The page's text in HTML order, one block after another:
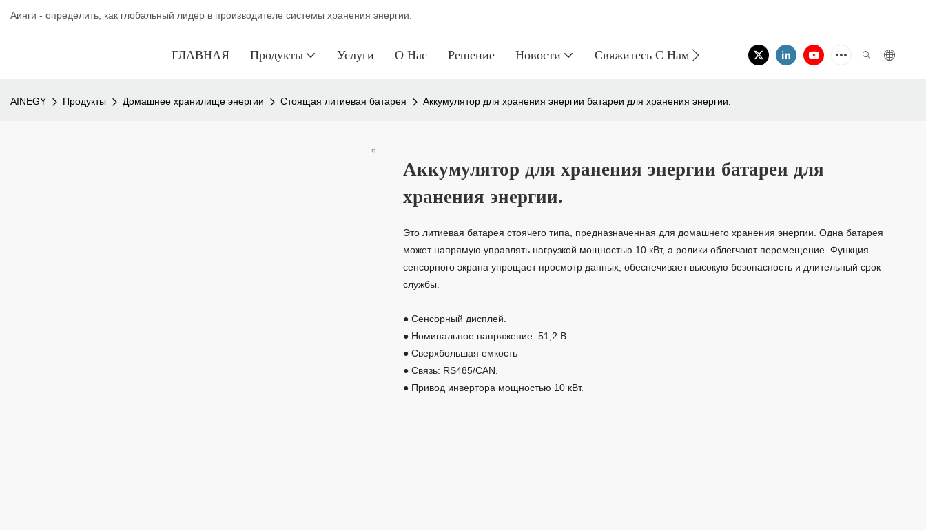
Аинги - определить, как глобальный лидер в производителе системы хранения энергии.
ГЛАВНАЯ Продукты Услуги О Нас Решение Новости Свяжитесь С Нами
AINEGY Продукты Домашнее хранилище энергии Стоящая литиевая батарея Аккумулятор для хранения энергии батареи для хранения энергии.
Аккумулятор для хранения энергии батареи для
хранения энергии.
Это литиевая батарея стоячего типа, предназначенная для домашнего хранения энергии. Одна батарея
может напрямую управлять нагрузкой мощностью 10 кВт, а ролики облегчают перемещение. Функция
сенсорного экрана упрощает просмотр данных, обеспечивает высокую безопасность и длительный срок
службы.
● Сенсорный дисплей.
● Номинальное напряжение: 51,2 В.
● Сверхбольшая емкость
● Связь: RS485/CAN.
● Привод инвертора мощностью 10 кВт.